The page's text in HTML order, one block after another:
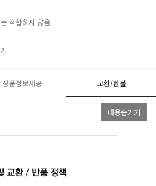
적합하지 않음.
상품정보제공 교환/환불
내용숨기기